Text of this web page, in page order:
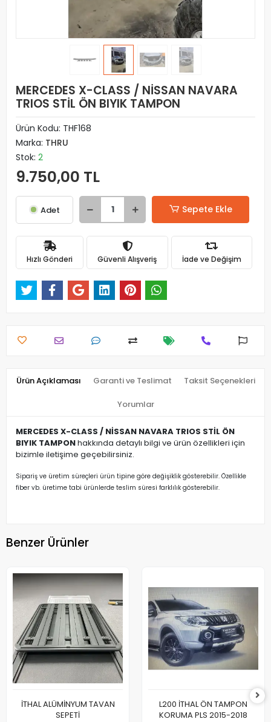
MERCEDES X-CLASS / NİSSAN NAVARA
TRIOS STİL ÖN BIYIK TAMPON
Ürün Kodu: THF168
Marka: THRU
Stok: 2
9.750,00 TL
Adet Sepete Ekle
Hızlı Gönderi Güvenli Alışveriş İade ve Değişim
Ürün Açıklaması Garanti ve Teslimat Taksit Seçenekleri
Yorumlar
MERCEDES X-CLASS / NİSSAN NAVARA TRIOS STİL ÖN
BIYIK TAMPONhakkında detaylı bilgi ve ürün özellikleri için
bizimle iletişime geçebilirsiniz.
Sipariş ve üretim süreçleri ürün tipine göre değişiklik gösterebilir. Özellikle
fiber vb. üretime tabi ürünlerde teslim süresi farklılık gösterebilir.
Benzer Ürünler
İTHAL ALÜMİNYUM TAVAN
SEPETİ
L200 İTHAL ÖN TAMPON
KORUMA PLS 2015-2018